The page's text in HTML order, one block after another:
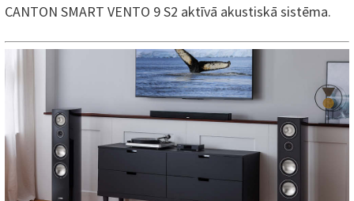
CANTON SMART VENTO 9 S2 aktīvā akustiskā sistēma.